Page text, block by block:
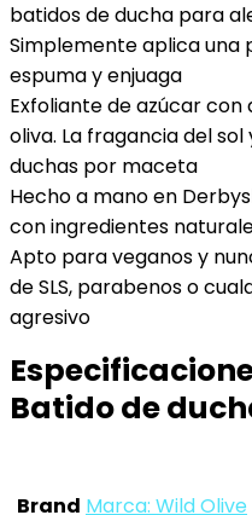
batidos de ducha para
Simplemente aplica una
espuma y enjuaga
Exfoliante de azúcar
oliva. La fragancia del
duchas por maceta
Hecho a mano en
con ingredientes
Apto para veganos y
de SLS, parabenos o
agresivo
Batido de
Brand Marca: Wild Olive